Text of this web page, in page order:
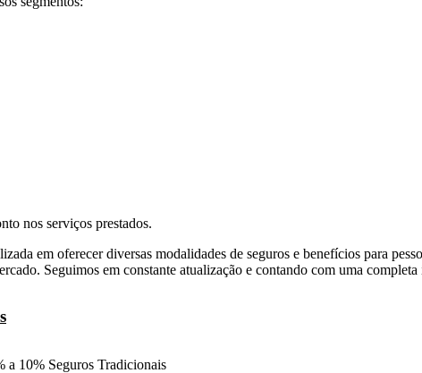
nos serviços prestados.
em oferecer diversas modalidades de seguros e benefícios para
Seguimos em constante atualização e contando com uma
a 10% Seguros Tradicionais